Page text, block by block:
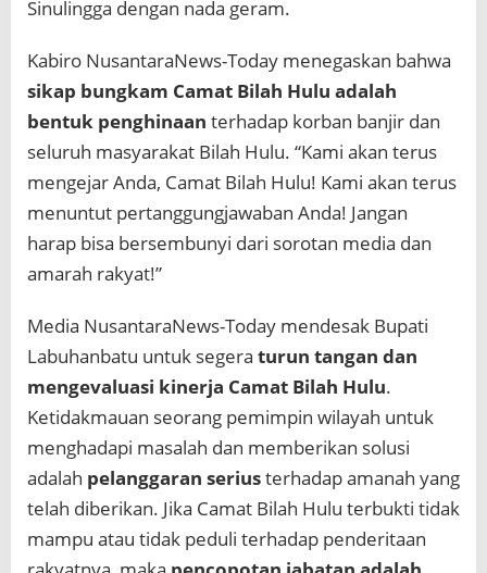
Sinulingga dengan nada geram.
Kabiro NusantaraNews-Today menegaskan bahwa
sikap bungkam Camat Bilah Hulu adalah
bentuk penghinaan terhadap korban banjir dan
seluruh masyarakat Bilah Hulu. “Kami akan terus
mengejar Anda, Camat Bilah Hulu! Kami akan terus
menuntut pertanggungjawaban Anda! Jangan
harap bisa bersembunyi dari sorotan media dan
amarah rakyat!”
Media NusantaraNews-Today mendesak Bupati
Labuhanbatu untuk segera turun tangan dan
mengevaluasi kinerja Camat Bilah Hulu.
Ketidakmauan seorang pemimpin wilayah untuk
menghadapi masalah dan memberikan solusi
adalah pelanggaran seriusterhadap amanah yang
telah diberikan. Jika Camat Bilah Hulu terbukti tidak
mampu atau tidak peduli terhadap penderitaan